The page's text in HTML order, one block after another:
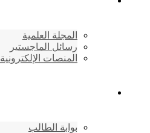
المجلة العلمية
رسائل الماجستير
المنصات الإلكترونية
بوابة الطالب